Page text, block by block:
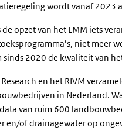
wordt vanaf 2023
opzet van het LMM iets
niet meer
2020 de kwaliteit van
en het RIVM
in Nederland.
van ruim 600
en/of drainagewater op